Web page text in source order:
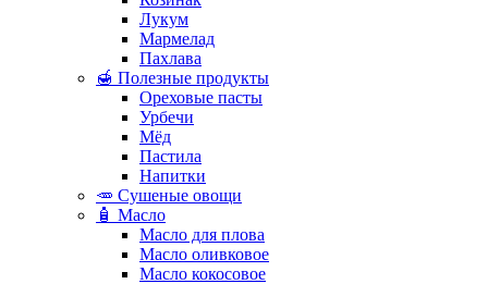
Лукум
Мармелад
Пахлава
🍯 Полезные продукты
Ореховые пасты
Урбечи
Мёд
Пастила
Напитки
🥕 Сушеные овощи
🧴 Масло
Масло для плова
Масло оливковое
Масло кокосовое